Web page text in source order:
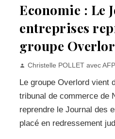
Economie : Le
entreprises
groupe
Christelle POLLET avec AFP
Le groupe Overlord vient
tribunal de commerce de
reprendre le Journal des
placé en redressement